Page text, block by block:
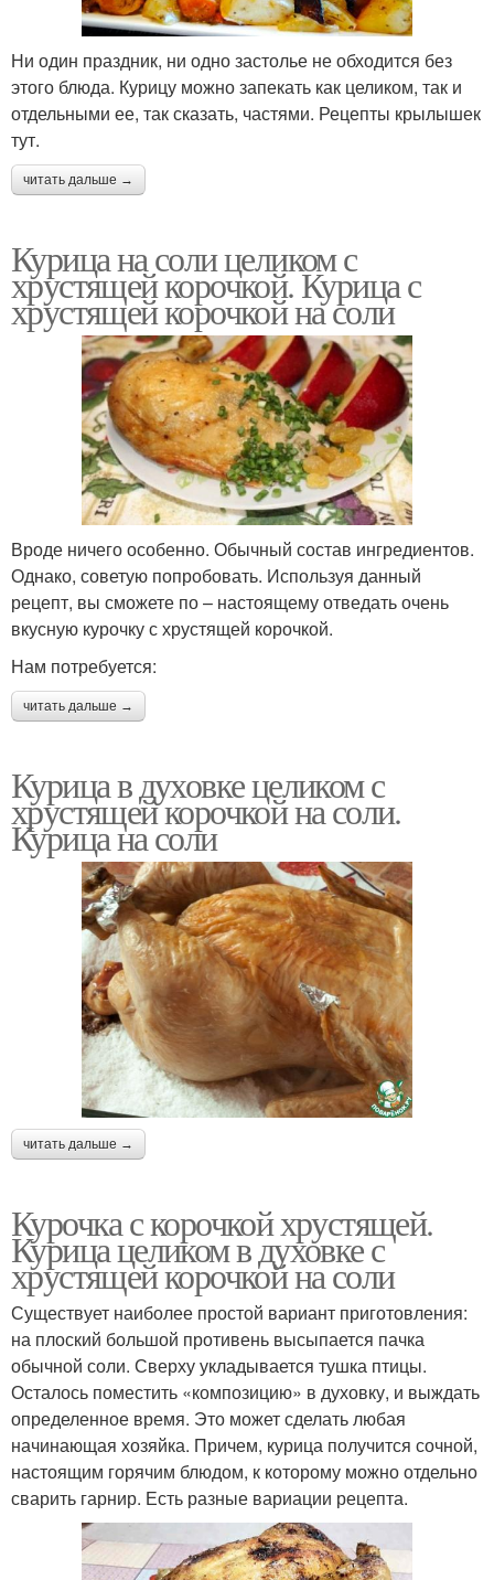
Ни один праздник, ни одно застолье не обходится без
этого блюда. Курицу можно запекать как целиком, так и
отдельными ее, так сказать, частями. Рецепты крылышек
тут.
читать дальше →
Курица на соли целиком с
хрустящей корочкой. Курица с
хрустящей корочкой на соли
Вроде ничего особенно. Обычный состав ингредиентов.
Однако, советую попробовать. Используя данный
рецепт, вы сможете по – настоящему отведать очень
вкусную курочку с хрустящей корочкой.
Нам потребуется:
читать дальше →
Курица в духовке целиком с
хрустящей корочкой на соли.
Курица на соли
читать дальше →
Курочка с корочкой хрустящей.
Курица целиком в духовке с
хрустящей корочкой на соли
Существует наиболее простой вариант приготовления:
на плоский большой противень высыпается пачка
обычной соли. Сверху укладывается тушка птицы.
Осталось поместить «композицию» в духовку, и выждать
определенное время. Это может сделать любая
начинающая хозяйка. Причем, курица получится сочной,
настоящим горячим блюдом, к которому можно отдельно
сварить гарнир. Есть разные вариации рецепта.